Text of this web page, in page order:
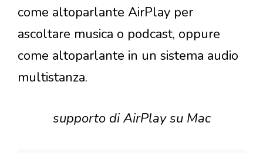
come altoparlante AirPlay per
ascoltare musica o podcast, oppure
come altoparlante in un sistema audio
multistanza.
supporto di AirPlay su Mac